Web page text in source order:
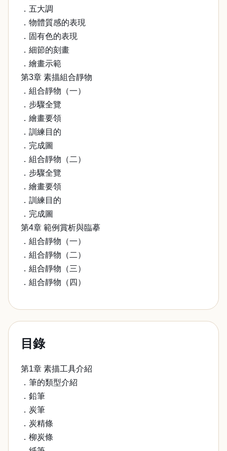
．五大調
．物體質感的表現
．固有色的表現
．細節的刻畫
．繪畫示範
第3章 素描組合靜物
．組合靜物（一）
．步驟全覽
．繪畫要領
．訓練目的
．完成圖
．組合靜物（二）
．步驟全覽
．繪畫要領
．訓練目的
．完成圖
第4章 範例賞析與臨摹
．組合靜物（一）
．組合靜物（二）
．組合靜物（三）
．組合靜物（四）
目錄
第1章 素描工具介紹
．筆的類型介紹
．鉛筆
．炭筆
．炭精條
．柳炭條